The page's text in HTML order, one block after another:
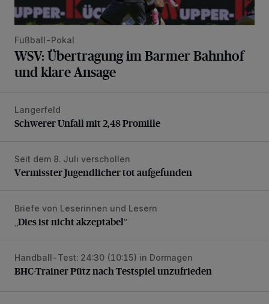
Fußball-Pokal
WSV: Übertragung im Barmer Bahnhof
und klare Ansage
Schwerer Unfall mit 2,48 Promille
Langerfeld
Schwerer Unfall mit 2,48 Promille
Vermisster Jugendlicher tot aufgefunden
Seit dem 8. Juli verschollen
Vermisster Jugendlicher tot aufgefunden
„Dies ist nicht akzeptabel“
Briefe von Leserinnen und Lesern
„Dies ist nicht akzeptabel“
BHC-Trainer Pütz nach Testspiel unzufrieden
Handball-Test: 24:30 (10:15) in Dormagen
BHC-Trainer Pütz nach Testspiel unzufrieden